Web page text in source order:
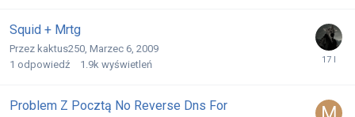
Squid + Mrtg
Przez kaktus250 Marzec 6, 2009
1 odpowiedź 1.9k wyświetleń
Problem Z Pocztą No Reverse Dns For